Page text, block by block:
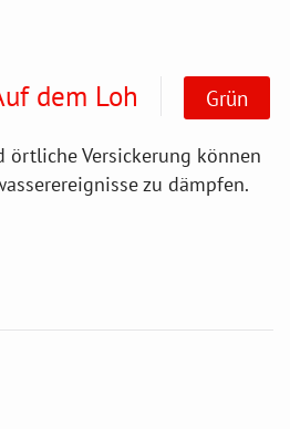
dem Loh Grün
örtliche Versickerung können
zu dämpfen.